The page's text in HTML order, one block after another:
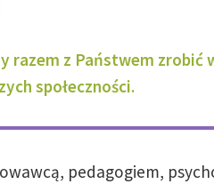
razem z Państwem
społeczności.
pedagogiem,